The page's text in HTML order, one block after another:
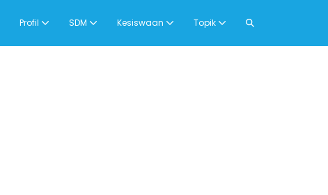
Profil SDM Kesiswaan Topik
Search